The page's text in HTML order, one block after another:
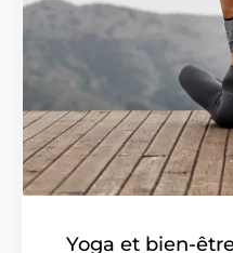
Yoga et bien-